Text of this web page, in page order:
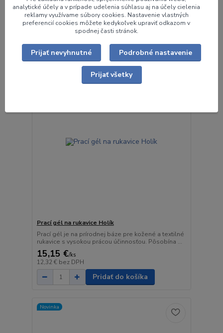
cena od
19,40 €/ks
cena od
bez DPH
Zvoliť variant
Prací gél na rukavice Holík
Prací gél je na prírodnej báze pre kožené a textilné
rukavice s vysokou prácou účinnosťou. Pôsobína ...
15,15 €/ks
12,32 € bez DPH
Pridať do košíka
Novinka
analytické účely a v prípade udelenia súhlasu aj na účely cielenia
reklamy využívame súbory cookies. Nastavenie vlastných
preferencií cookies môžete kedykoľvek upraviť odkazom v
spodnej časti stránok.
Prijať nevyhnutné Podrobné nastavenie
Prijať všetky